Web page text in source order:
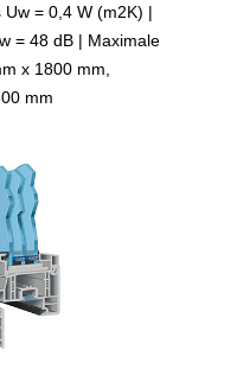
= 0,4 W (m2K) |
= 48 dB | Maximale
x 1800 mm,
mm